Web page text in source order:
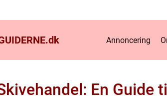
dk Annoncering
En Guide